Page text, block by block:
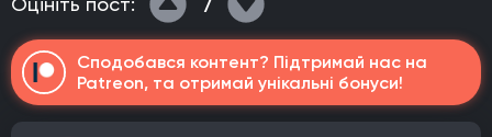
Сподобався контент? Підтримай нас на
Patreon, та отримай унікальні бонуси!